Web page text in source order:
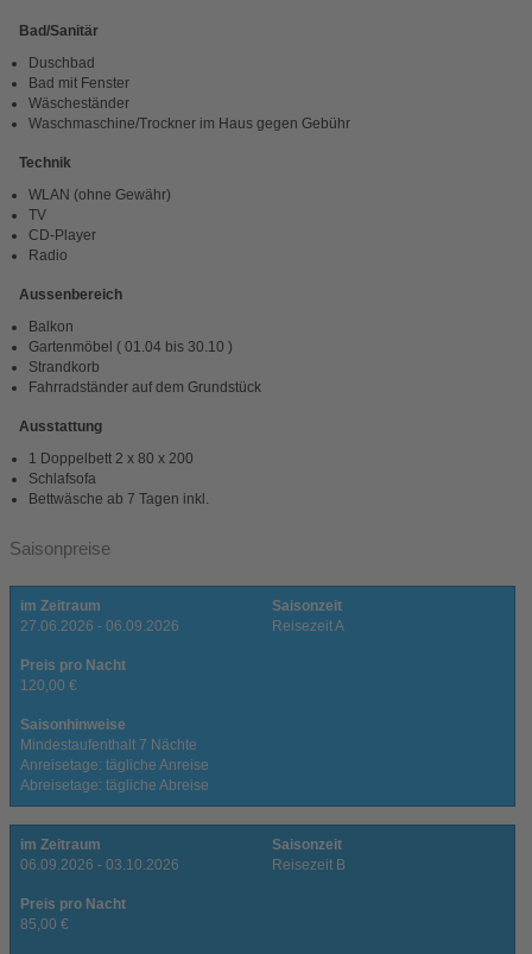
Bad/Sanitär
Duschbad
Bad mit Fenster
Wäscheständer
Waschmaschine/Trockner im Haus gegen Gebühr
Technik
WLAN (ohne Gewähr)
TV
CD-Player
Radio
Aussenbereich
Balkon
Gartenmöbel ( 01.04 bis 30.10 )
Strandkorb
Fahrradständer auf dem Grundstück
Ausstattung
1 Doppelbett 2 x 80 x 200
Schlafsofa
Bettwäsche ab 7 Tagen inkl.
Saisonpreise
im Zeitraum
27.06.2026 - 06.09.2026
Saisonzeit
Reisezeit A
Preis pro Nacht
120,00 €
Saisonhinweise
Mindestaufenthalt 7 Nächte
Anreisetage: tägliche Anreise
Abreisetage: tägliche Abreise
im Zeitraum
06.09.2026 - 03.10.2026
Saisonzeit
Reisezeit B
Preis pro Nacht
85,00 €